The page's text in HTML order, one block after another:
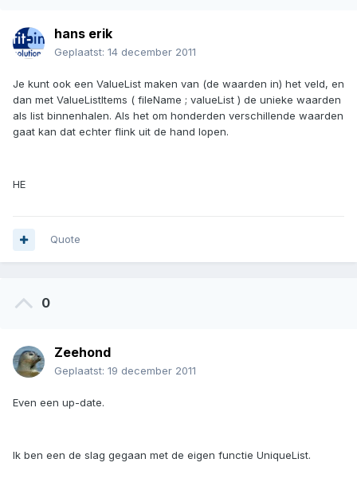
hans erik
Geplaatst: 14 december 2011
Je kunt ook een ValueList maken van (de waarden in) het veld, en
dan met ValueListItems ( fileName ; valueList ) de unieke waarden
als list binnenhalen. Als het om honderden verschillende waarden
gaat kan dat echter flink uit de hand lopen.
HE
Quote
0
Zeehond
Geplaatst: 19 december 2011
Even een up-date.
Ik ben een de slag gegaan met de eigen functie UniqueList.